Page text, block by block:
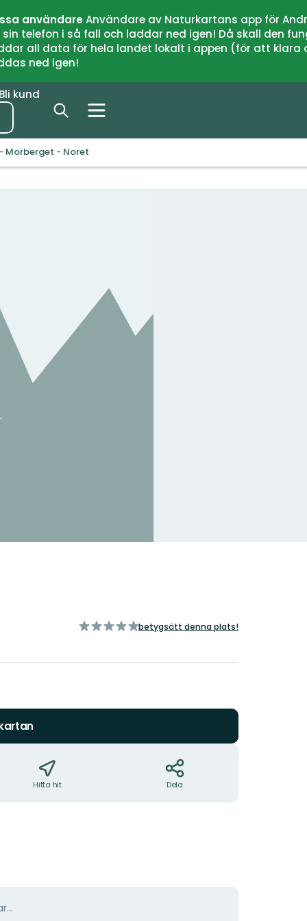
användareAnvändare av Naturkartans app för
telefon i så fall och laddar ned igen! Då skall den
all data för hela landet lokalt i appen (för att
ned igen!
Bli kund
Morberget - Noret
av
betygsätt denna plats!
Hitta hit Dela